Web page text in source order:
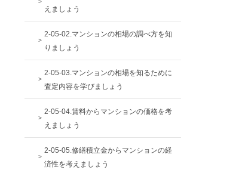
えましょう
2-05-02.マンションの相場の調べ方を知
りましょう
2-05-03.マンションの相場を知るために
査定内容を学びましょう
2-05-04.賃料からマンションの価格を考
えましょう
2-05-05.修繕積立金からマンションの経
済性を考えましょう